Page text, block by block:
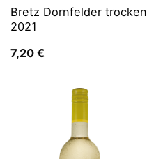
Bretz Dornfelder trocken
2021
7,20 €